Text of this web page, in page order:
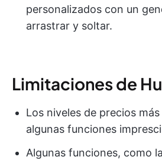
personalizados con un
arrastrar y soltar.
Limitaciones de
Los niveles de precios
algunas funciones
Algunas funciones, como